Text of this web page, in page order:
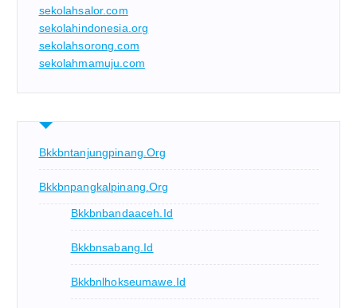
sekolahsalor.com
sekolahindonesia.org
sekolahsorong.com
sekolahmamuju.com
Bkkbntanjungpinang.org
Bkkbnpangkalpinang.org
Bkkbnbandaaceh.id
Bkkbnsabang.id
Bkkbnlhokseumawe.id